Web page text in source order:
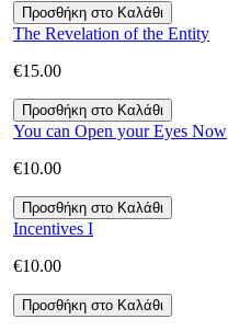
The Revelation of the Entity
€15.00
You can Open your Eyes Now
€10.00
Incentives I
€10.00